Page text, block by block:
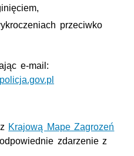
przeciwko
e-mail:
Krajową Mape Zagrozeń
zdarzenie z